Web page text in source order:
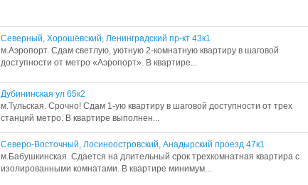
Северный, Хорошёвский, Ленинградский пр-кт 43к1
м.Аэропорт. Сдам светлую, уютную 2-комнатную квартиру в шаговой
доступности от метро «Аэропорт». В квартире...
Дубининская ул 65к2
м.Тульская. Срочно! Сдам 1-ую квартиру в шаговой доступности от трех
станций метро. В квартире выполнен...
Северо-Восточный, Лосиноостровский, Анадырский проезд 47к1
м.Бабушкинская. Сдается на длительный срок трехкомнатная квартира с
изолированными комнатами. В квартире минимум...